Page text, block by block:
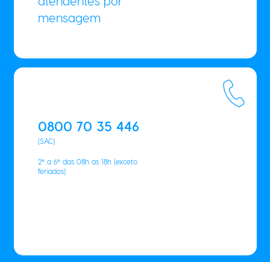
mensagem
0800 70 35 446
(SAC)
2ª a 6ª das 08h as 18h (exceto
feriados)